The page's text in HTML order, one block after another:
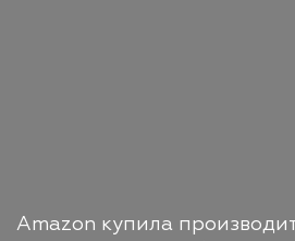
Amazon купила